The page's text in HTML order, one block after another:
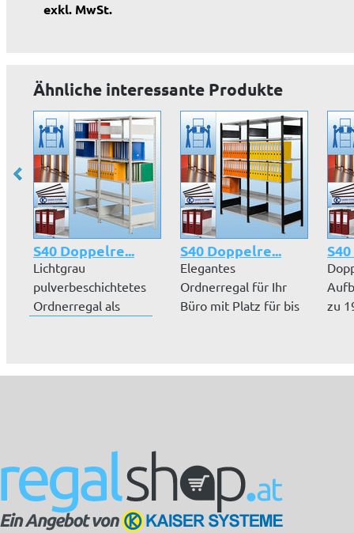
exkl. MwSt.
Ähnliche interessante Produkte
S40 Doppelre...
Lichtgrau
pulverbeschichtetes
Ordnerregal als
S40 Doppelre...
Elegantes
Ordnerregal für Ihr
Büro mit Platz für bis
zu